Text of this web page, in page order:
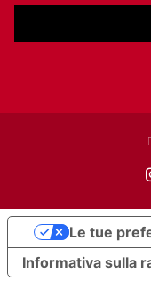
Informativa sulla
Le tue